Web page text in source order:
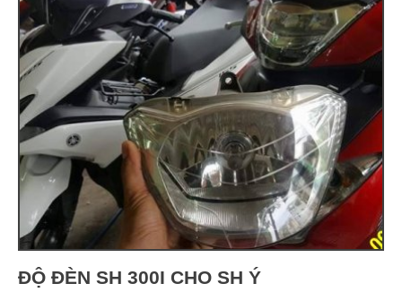
ĐỘ ĐÈN SH 300I CHO SH Ý